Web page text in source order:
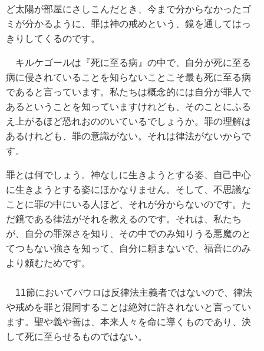
ど太陽が部屋にさしこんだとき、今まで分からなかったゴ
ミが分かるように、罪は神の戒めという、鏡を通してはっ
きりしてくるのです。
キルケゴールは『死に至る病』の中で、自分が死に至る
病に侵されていることを知らないことこそ最も死に至る病
であると言っています。私たちは概念的には自分が罪人で
あるということを知っていますけれども、そのことにふる
え上がるほど恐れおののいているでしょうか。罪の理解は
あるけれども、罪の意識がない。それは律法がないからで
す。
罪とは何でしょう。神なしに生きようとする姿、自己中心
に生きようとする姿にほかなりません。そして、不思議な
ことに罪の中にいる人ほど、それが分からないのです。た
だ鏡である律法がそれを教えるのです。それは、私たち
が、自分の罪深さを知り、その中でのみ知りうる悪魔のと
てつもない強さを知って、自分に頼まないで、福音にのみ
より頼むためです。
11節においてパウロは反律法主義者ではないので、律法
や戒めを罪と混同することは絶対に許されないと言ってい
ます。聖や義や善は、本来人々を命に導くものであり、決
して死に至らせるものではない。